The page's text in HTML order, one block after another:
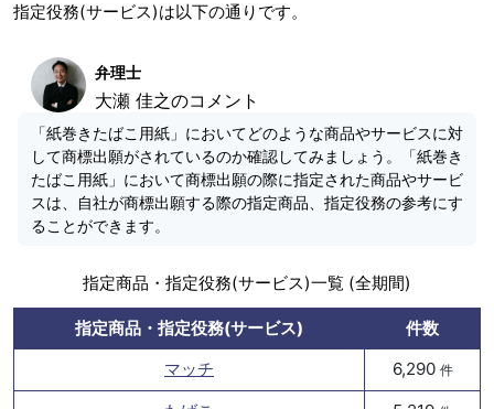
指定役務(サービス)は以下の通りです。
弁理士
大瀬 佳之のコメント
「紙巻きたばこ用紙」においてどのような商品やサービスに対
して商標出願がされているのか確認してみましょう。「紙巻き
たばこ用紙」において商標出願の際に指定された商品やサービ
スは、自社が商標出願する際の指定商品、指定役務の参考にす
ることができます。
指定商品・指定役務(サービス)一覧 (全期間)
指定商品・指定役務(サービス)
件数
マッチ
6,290 件